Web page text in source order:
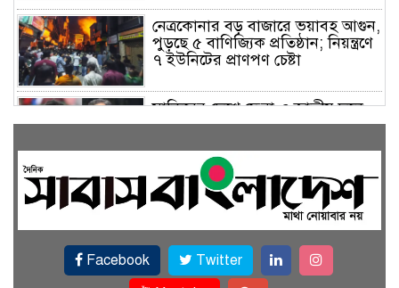
নেত্রকোনার বড় বাজারে ভয়াবহ আগুন,
পুড়ছে ৫ বাণিজ্যিক প্রতিষ্ঠান; নিয়ন্ত্রণে
৭ ইউনিটের প্রাণপণ চেষ্টা
সাকিবের দেশে ফেরা ও জাতীয় দলে
ফেরার সম্ভাবনা নেই, ইঙ্গিত ক্রীড়া
ফেসবুকে যুক্ত হলো বিকাশ, সহজ
হলো ডিজিটাল পেমেন্ট
বৃষ্টি উপেক্ষা করে ‘জুলাই গণঅভ্যুত্থান
Facebook
Twitter